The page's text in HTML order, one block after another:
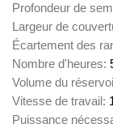
Profondeur de
Largeur de
Écartement des
Nombre d'heures
Volume du
Vitesse de travail
Puissance